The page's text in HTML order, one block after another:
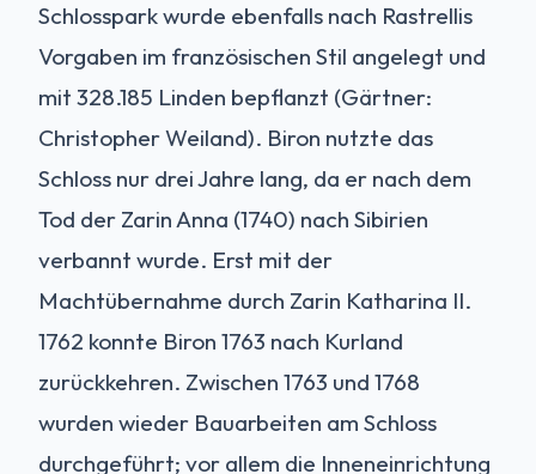
Schlosspark wurde ebenfalls nach Rastrellis
Vorgaben im französischen Stil angelegt und
mit 328.185 Linden bepflanzt (Gärtner:
Christopher Weiland). Biron nutzte das
Schloss nur drei Jahre lang, da er nach dem
Tod der Zarin Anna (1740) nach Sibirien
verbannt wurde. Erst mit der
Machtübernahme durch Zarin Katharina II.
1762 konnte Biron 1763 nach Kurland
zurückkehren. Zwischen 1763 und 1768
wurden wieder Bauarbeiten am Schloss
durchgeführt; vor allem die Inneneinrichtung